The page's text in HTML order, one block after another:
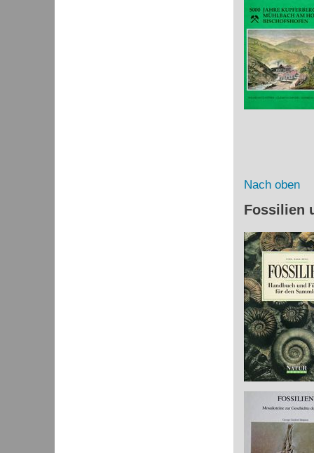
Nach oben
Fossilien